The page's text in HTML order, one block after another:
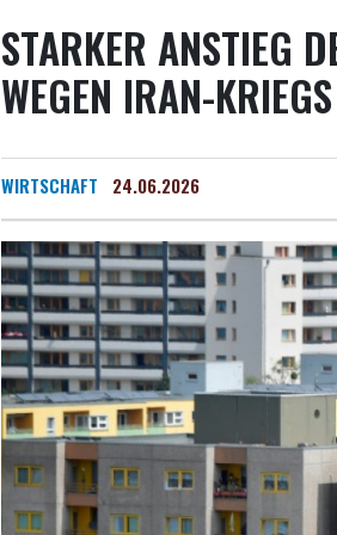
STARKER ANSTIEG
WEGEN IRAN-KRIEGS
WIRTSCHAFT 24.06.2026